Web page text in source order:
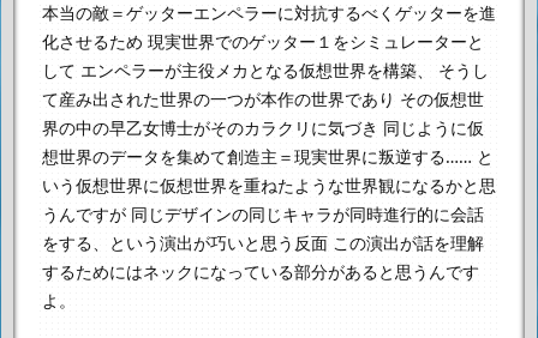
本当の敵＝ゲッターエンペラーに対抗するべくゲッターを進
化させるため 現実世界でのゲッター１をシミュレーターと
して エンペラーが主役メカとなる仮想世界を構築、
そうし
て産み出された世界の一つが本作の世界であり その仮想世
界の中の早乙女博士がそのカラクリに気づき 同じように仮
想世界のデータを集めて創造主＝現実世界に叛逆する…… と
いう仮想世界に仮想世界を重ねたような世界観になるかと思
うんですが 同じデザインの同じキャラが同時進行的に会話
をする、という演出が巧いと思う反面 この演出が話を理解
するためにはネックになっている部分があると思うんです
よ。